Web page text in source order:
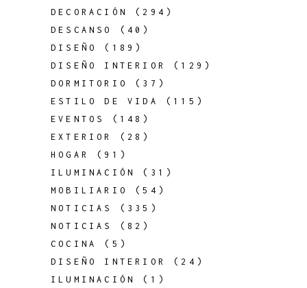
DECORACIÓN
(294)
DESCANSO
(40)
DISEÑO
(189)
DISEÑO INTERIOR
(129)
DORMITORIO
(37)
ESTILO DE VIDA
(115)
EVENTOS
(148)
EXTERIOR
(28)
HOGAR
(91)
ILUMINACIÓN
(31)
MOBILIARIO
(54)
NOTICIAS
(335)
NOTICIAS
(82)
COCINA
(5)
DISEÑO INTERIOR
(24)
ILUMINACIÓN
(1)